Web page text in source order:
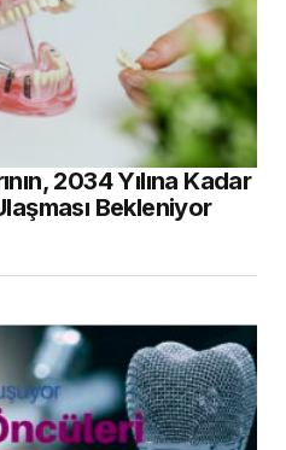
2034 Yılına Kadar
Bekleniyor